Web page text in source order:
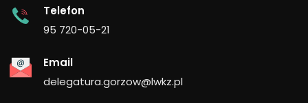
Telefon
95 720-05-21
Email
delegatura.gorzow@lwkz.pl